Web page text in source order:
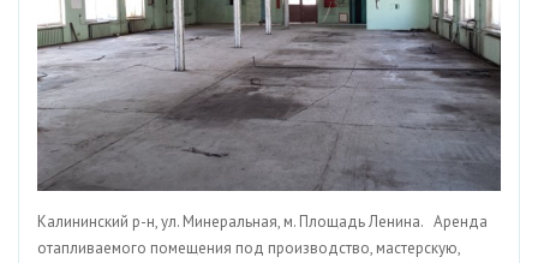
Калининский р-н, ул. Минеральная, м. Площадь Ленина. Аренда
отапливаемого помещения под производство, мастерскую,